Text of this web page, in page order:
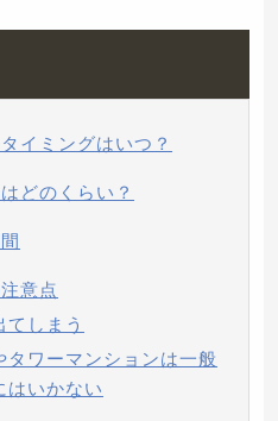
イミングはいつ？
どのくらい？
意点
しまう
ワーマンションは一般
はいかない